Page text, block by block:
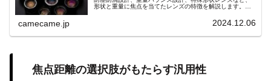
形状と重量に焦点を当てたレンズの特徴を解説します。撮
camecame.jp 2024.12.06
焦点距離の選択肢がもたらす汎用性